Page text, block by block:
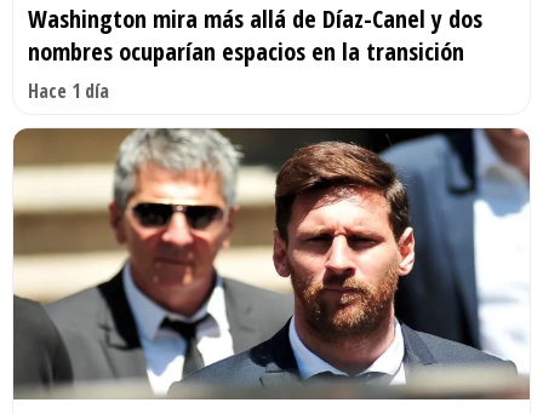
Washington mira más allá de Díaz-Canel y dos
nombres ocuparían espacios en la transición
Hace 1 día